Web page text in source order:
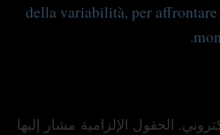
della variabilità, per
الحقول الإلزامية مشار إليها